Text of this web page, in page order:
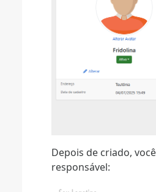
Depois de criado,
responsável: